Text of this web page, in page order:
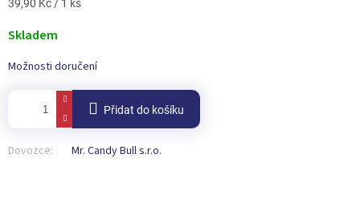
Měrná
39,90 Kč / 1 ks
Skladem
Možnosti doručení
Přidat do košíku
Dovozce: Mr. Candy Bull s.r.o.